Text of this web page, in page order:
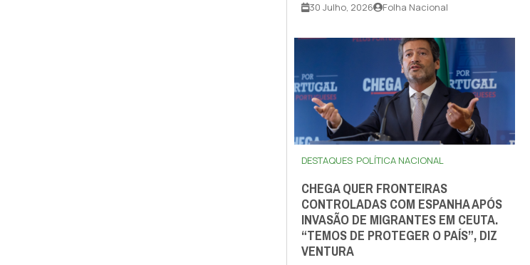
30 Julho, 2026 Folha Nacional
DESTAQUES POLÍTICA NACIONAL
CHEGA QUER FRONTEIRAS
CONTROLADAS COM ESPANHA APÓS
INVASÃO DE MIGRANTES EM CEUTA.
“TEMOS DE PROTEGER O PAÍS”, DIZ
VENTURA